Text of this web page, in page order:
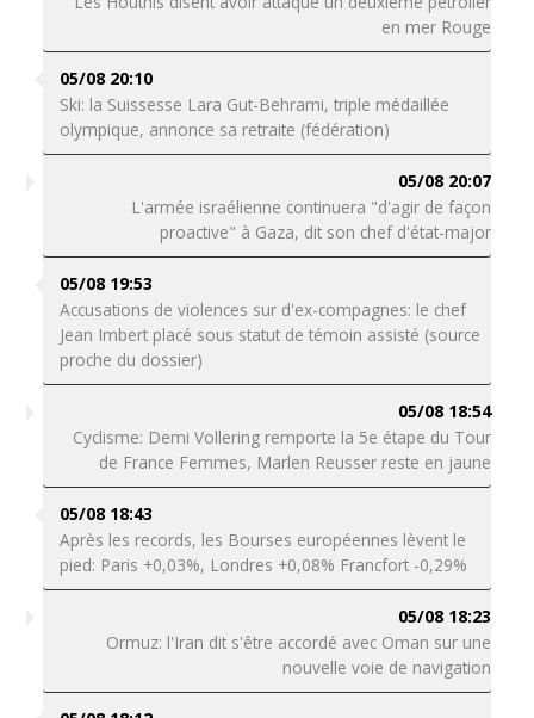
en mer Rouge
05/08 20:10
Ski: la Suissesse Lara Gut-Behrami, triple médaillée
olympique, annonce sa retraite (fédération)
05/08 20:07
L'armée israélienne continuera "d'agir de façon
proactive" à Gaza, dit son chef d'état-major
05/08 19:53
Accusations de violences sur d'ex-compagnes: le chef
Jean Imbert placé sous statut de témoin assisté (source
proche du dossier)
05/08 18:54
Cyclisme: Demi Vollering remporte la 5e étape du Tour
de France Femmes, Marlen Reusser reste en jaune
05/08 18:43
Après les records, les Bourses européennes lèvent le
pied: Paris +0,03%, Londres +0,08% Francfort -0,29%
05/08 18:23
Ormuz: l'Iran dit s'être accordé avec Oman sur une
nouvelle voie de navigation